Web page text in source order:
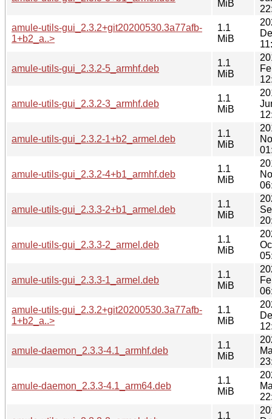
MiB
amule-utils-gui_2.3.2+git20200530.3a77afb-
1+b2_a..>
1.1
MiB
amule-utils-gui_2.3.2-5_armhf.deb
1.1
MiB
amule-utils-gui_2.3.2-3_armhf.deb
1.1
MiB
amule-utils-gui_2.3.2-1+b2_armel.deb
1.1
MiB
amule-utils-gui_2.3.2-4+b1_armhf.deb
1.1
MiB
amule-utils-gui_2.3.3-2+b1_armel.deb
1.1
MiB
amule-utils-gui_2.3.3-2_armel.deb
1.1
MiB
amule-utils-gui_2.3.3-1_armel.deb
1.1
MiB
amule-utils-gui_2.3.2+git20200530.3a77afb-
1+b2_a..>
1.1
MiB
amule-daemon_2.3.3-4.1_armhf.deb
1.1
MiB
amule-daemon_2.3.3-4.1_arm64.deb
1.1
MiB
1.1